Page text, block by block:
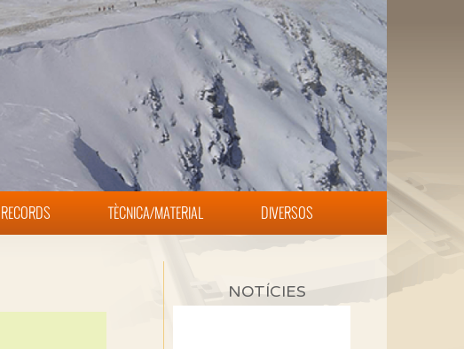
TÈCNICA/MATERIAL DIVERSOS
NOTÍCIES